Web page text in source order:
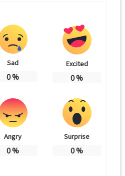
Sad
0%
Excited
0%
Angry
0%
Surprise
0%